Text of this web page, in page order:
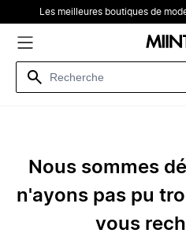
Les meilleures boutiques de
Nous sommes
n'ayons pas pu
vous